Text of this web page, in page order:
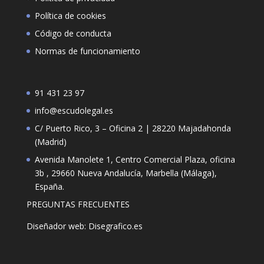
Política de cookies
Código de conducta
Normas de funcionamiento
91 431 23 97
info@escudolegal.es
C/ Puerto Rico, 3 – Oficina 2 | 28220 Majadahonda
(Madrid)
Avenida Manolete 1, Centro Comercial Plaza, oficina
3b , 29660 Nueva Andalucía, Marbella (Málaga),
España.
PREGUNTAS FRECUENTES
Diseñador web: Disegrafico.es